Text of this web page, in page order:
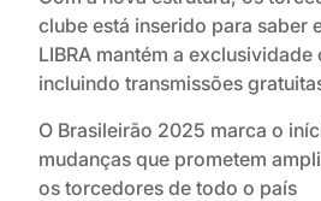
clube está inserido para saber
LIBRA mantém a
incluindo transmissões
O Brasileirão 2025 marca o
mudanças que prometem
os torcedores de todo o país